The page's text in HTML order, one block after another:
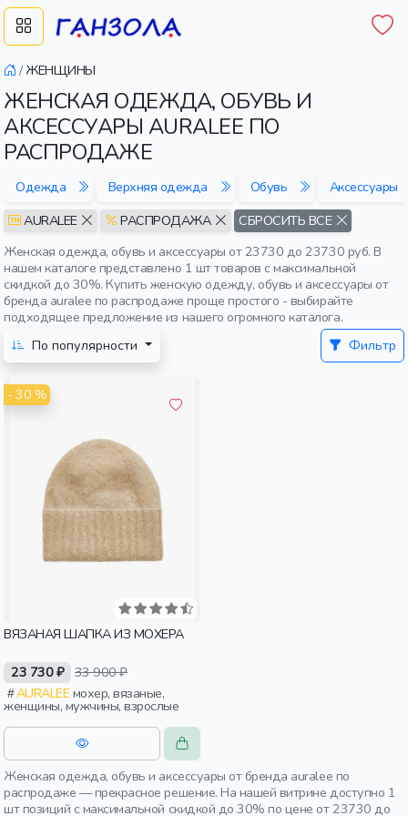
/ ЖЕНЩИНЫ
ЖЕНСКАЯ ОДЕЖДА, ОБУВЬ И
АКСЕССУАРЫ AURALEE ПО
РАСПРОДАЖЕ
Одежда Верхняя одежда Обувь
Аксессуары
AURALEE
РАСПРОДАЖА
СБРОСИТЬ ВСЕ
Женская одежда, обувь и аксессуары от 23730 до 23730 руб. В
нашем каталоге представлено 1 шт товаров с максимальной
скидкой до 30%. Купить женскую одежду, обувь и аксессуары от
бренда auralee по распродаже проще простого - выбирайте
подходящее предложение из нашего огромного каталога.
По популярности
Фильтр
- 30 %
ВЯЗАНАЯ ШАПКА ИЗ МОХЕРА
23 730 ₽ 33 900 ₽
AURALEEмохер, вязаные,
женщины, мужчины, взрослые
Женская одежда, обувь и аксессуары от бренда auralee по
распродаже — прекрасное решение. На нашей витрине доступно 1
шт позиций с максимальной скидкой до 30% по цене от 23730 до